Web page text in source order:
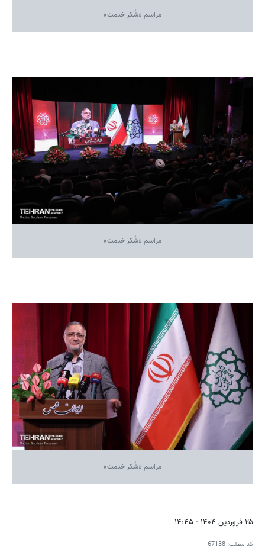
مراسم «شُکر خدمت»
مراسم «شُکر خدمت»
مراسم «شُکر خدمت»
۲۵ فروردین ۱۴۰۴ - ۱۴:۴۵
کد مطلب: 67138